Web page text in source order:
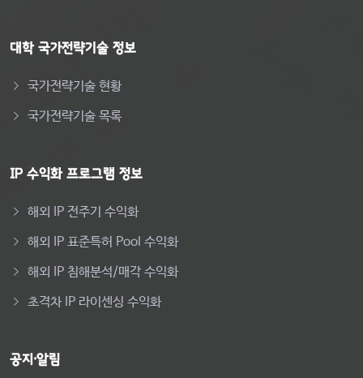
대학 국가전략기술 정보
국가전략기술 현황
국가전략기술 목록
IP 수익화 프로그램 정보
해외 IP 전주기 수익화
해외 IP 표준특허 Pool 수익화
해외 IP 침해분석/매각 수익화
초격차 IP 라이센싱 수익화
공지·알림